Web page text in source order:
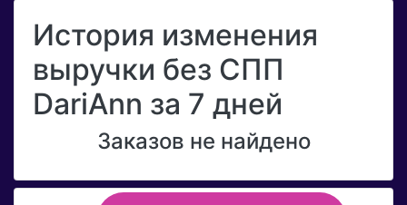
История изменения
выручки без СПП
DariAnn за 7 дней
Заказов не найдено